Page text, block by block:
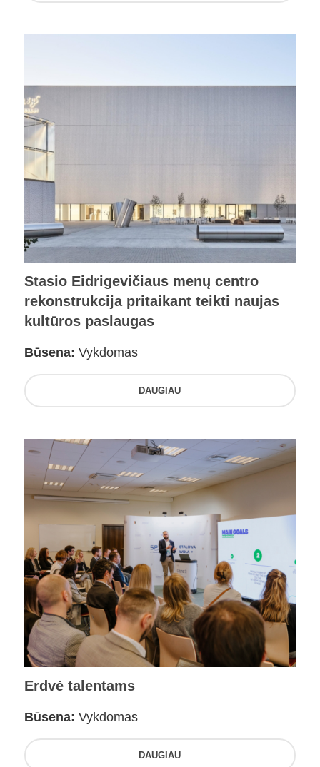
Stasio Eidrigevičiaus menų centro
rekonstrukcija pritaikant teikti naujas
kultūros paslaugas
Būsena: Vykdomas
DAUGIAU
Erdvė talentams
Būsena: Vykdomas
DAUGIAU